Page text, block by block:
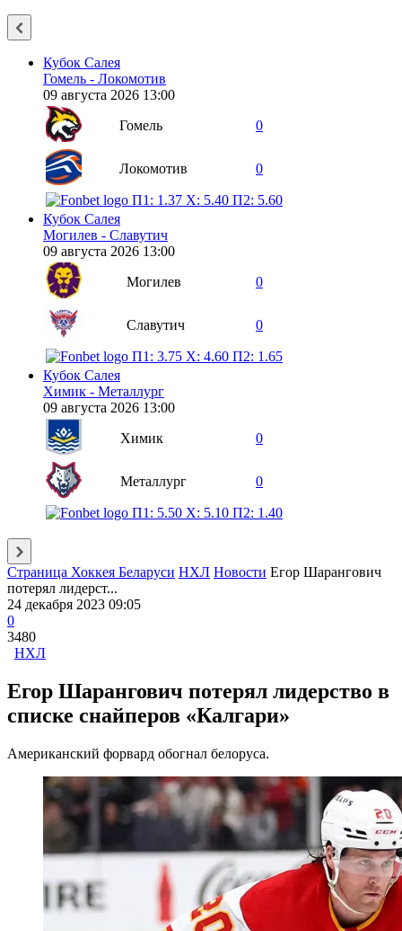
Кубок Салея
Гомель - Локомотив
09 августа 2026 13:00
Гомель
0
Локомотив 0
П1: 1.37 X: 5.40 П2: 5.60
Кубок Салея
Могилев - Славутич
09 августа 2026 13:00
Могилев
0
Славутич 0
П1: 3.75 X: 4.60 П2: 1.65
Кубок Салея
Химик - Металлург
09 августа 2026 13:00
Химик
0
Металлург 0
П1: 5.50 X: 5.10 П2: 1.40
Страница Хоккея Беларуси НХЛ Новости Егор Шарангович
потерял лидерст...
24 декабря 2023 09:05
0
3480
НХЛ
Егор Шарангович потерял лидерство в
списке снайперов «Калгари»
Американский форвард обогнал белоруса.